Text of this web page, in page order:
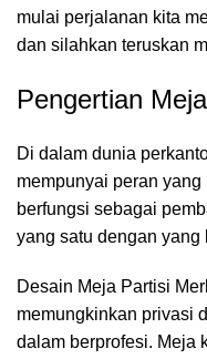
mulai perjalanan kita
dan silahkan teruskan
Pengertian
Di dalam dunia
mempunyai peran
berfungsi sebagai
yang satu dengan yang
Desain Meja Partisi
memungkinkan privasi
dalam berprofesi. Meja